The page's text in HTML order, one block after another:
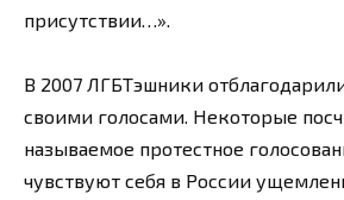
присутствии…».
В 2007 ЛГБТэшники
своими голосами. Некоторые
называемое протестное
чувствуют себя в России